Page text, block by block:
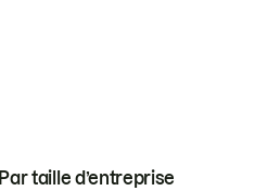
Par taille d’entreprise